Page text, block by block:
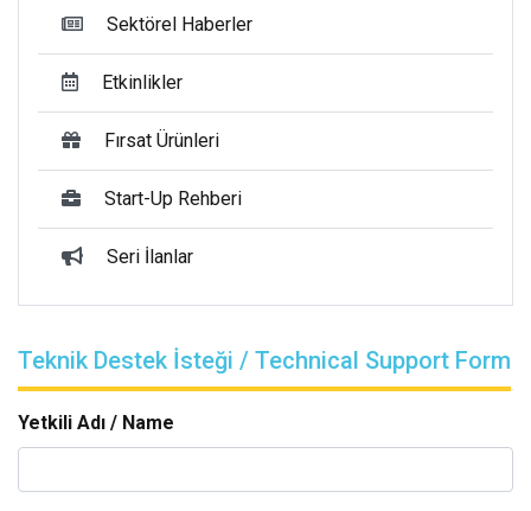
Sektörel Haberler
Etkinlikler
Fırsat Ürünleri
Start-Up Rehberi
Seri İlanlar
Teknik Destek İsteği / Technical Support Form
Yetkili Adı / Name